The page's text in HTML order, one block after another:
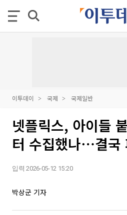
이투데이 국제 국제일반
넷플릭스, 아이들
터 수집했나⋯결국
입력 2026-05-12 15:20
박상군 기자